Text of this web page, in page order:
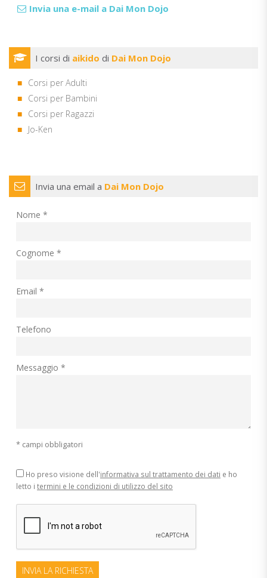
Invia una e-mail a Dai Mon Dojo
I corsi di aikido di Dai Mon Dojo
Corsi per Adulti
Corsi per Bambini
Corsi per Ragazzi
Jo-Ken
Invia una email a Dai Mon Dojo
Nome *
Cognome *
Email *
Telefono
Messaggio *
* campi obbligatori
Ho preso visione dell'informativa sul trattamento dei dati e ho
letto i termini e le condizioni di utilizzo del sito
INVIA LA RICHIESTA